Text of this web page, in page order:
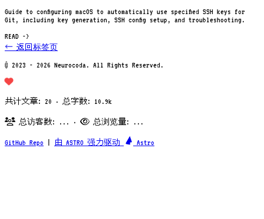
Guide to configuring macOS to automatically use specified SSH keys for
Git, including key generation, SSH config setup, and troubleshooting.
READ ->
← 返回标签页
© 2023 - 2026 Neurocoda. All Rights Reserved.
共计文章: 20 · 总字数: 10.9k
总访客数: ... · 总浏览量: ...
GitHub Repo 由 ASTRO 强力驱动 Astro